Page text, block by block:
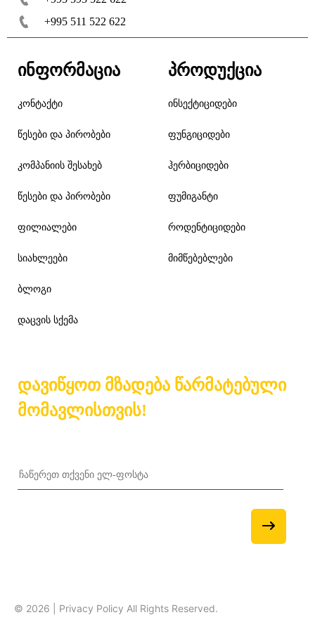
+995 511 522 622
ინფორმაცია
კონტაქტი
წესები და პირობები
კომპანიის შესახებ
წესები და პირობები
ფილიალები
სიახლეები
ბლოგი
დაცვის სქემა
პროდუქცია
ინსექტიციდები
ფუნგიციდები
ჰერბიციდები
ფუმიგანტი
როდენტიციდები
მიმწებებლები
დავიწყოთ მზადება წარმატებული
მომავლისთვის!
© 2026 | Privacy Policy All Rights Reserved.